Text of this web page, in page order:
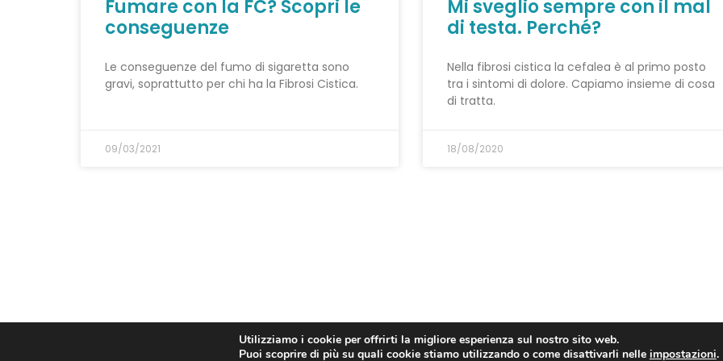
Fumare con la FC? Scopri le
conseguenze
Le conseguenze del fumo di sigaretta sono
gravi, soprattutto per chi ha la Fibrosi Cistica.
09/03/2021
Mi sveglio sempre con il mal
di testa. Perché?
Nella fibrosi cistica la cefalea è al primo posto
tra i sintomi di dolore. Capiamo insieme di cosa
di tratta.
18/08/2020
Utilizziamo i cookie per offrirti la migliore esperienza sul nostro sito web.
Puoi scoprire di più su quali cookie stiamo utilizzando o come disattivarli nelle impostazioni.